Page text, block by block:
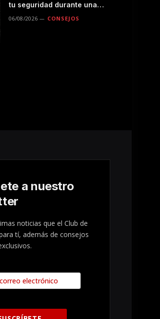
tu seguridad durante una
transporte público
06/08/2026 CONSEJOS
a nuestro
noticias que el Club de
tí, además de consejos